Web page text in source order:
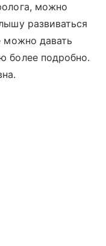
можно
развиваться
можно давать
более подробно.